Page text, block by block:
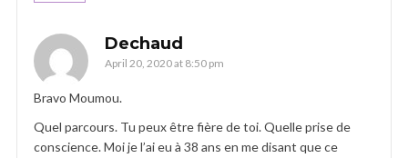
Dechaud
April 20, 2020 at 8:50 pm
Bravo Moumou.
Quel parcours. Tu peux être fière de toi. Quelle prise de
conscience. Moi je l’ai eu à 38 ans en me disant que ce